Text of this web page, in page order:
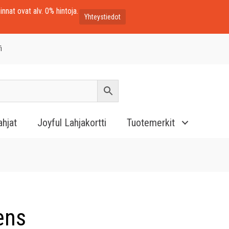
ovat alv. 0% hintoja.
Yhteystiedot
Joyful Lahjakortti Tuotemerkit